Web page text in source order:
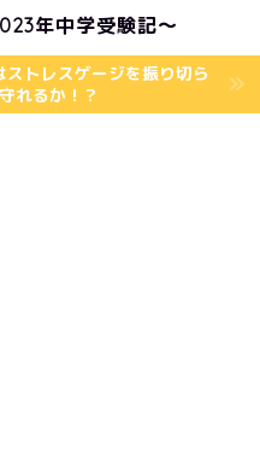
年中学受験記〜
トレスゲージを振り切ら
れるか！？